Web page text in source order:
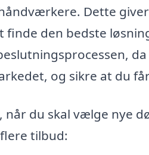
Dette
den bedste
og sikre at du
du skal vælge nye
tilbud: